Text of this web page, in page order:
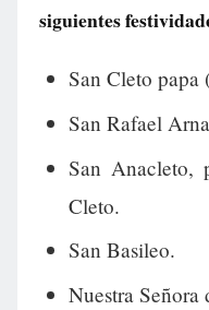
siguientes
San Cleto
San Rafael
San Anacleto,
Cleto.
San Basileo.
Nuestra Señora